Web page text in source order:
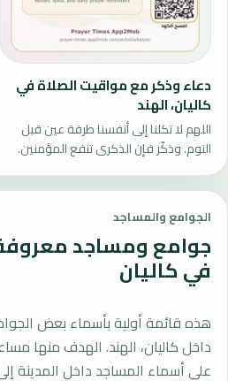
دعاء وذكر مع مواقيت الصلاة في
كاليان، الهند
اللهم لا تكلنا إلى أنفسنا طرفة عين قبل
النوم. وذكّر فإن الذكرى تنفع المؤمنين.
الجوامع والمساجد
جوامع ومساجد
في كاليان
هذه قائمة أولية بأسماء بعض
داخل كاليان، الهند. الهدف منها
على أسماء المساجد داخل المدينة